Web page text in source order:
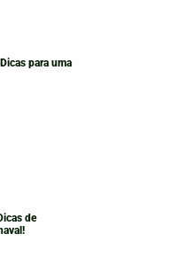
para uma
de